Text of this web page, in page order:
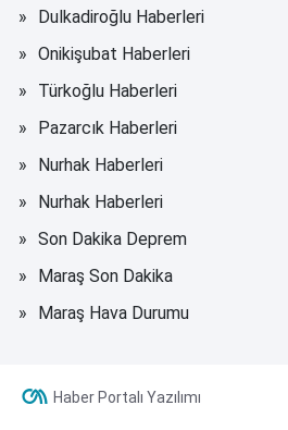
Dulkadiroğlu Haberleri
Onikişubat Haberleri
Türkoğlu Haberleri
Pazarcık Haberleri
Nurhak Haberleri
Nurhak Haberleri
Son Dakika Deprem
Maraş Son Dakika
Maraş Hava Durumu
Haber Portalı Yazılımı